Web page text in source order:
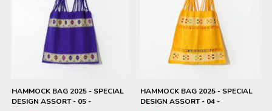
HAMMOCK BAG 2025 - SPECIAL
DESIGN ASSORT - 05 -
HAMMOCK BAG 2025 - SPECIAL
DESIGN ASSORT - 04 -